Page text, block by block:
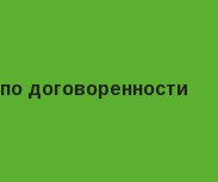
по договоренности